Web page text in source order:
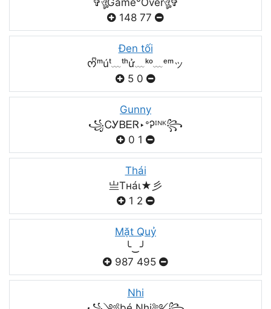
148 77
Đen tối
ᰔᩚᵐúᵗ﹏ᵗʰử﹏ᵏᵒ﹏ᵉᵐッ
5 0
Gunny
꧁ᏟᎩᏴᎬᏒ‣ᐤᎮᴵᴺᴷ꧂
0 1
Thái
亗Tнáι★彡
1 2
Mặt Quỷ
╰‿╯
987 495
Nhi